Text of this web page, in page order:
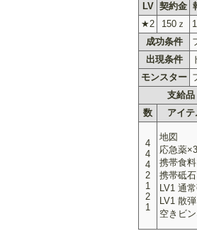
LV 契約金
★2
150ｚ
成功条件
出現条件
モンスター
支給品
数
アイテ
4
4
4
2
1
2
1
地図
応急薬×3
携帯食
携帯砥
LV1 通
LV1 散
空きビ